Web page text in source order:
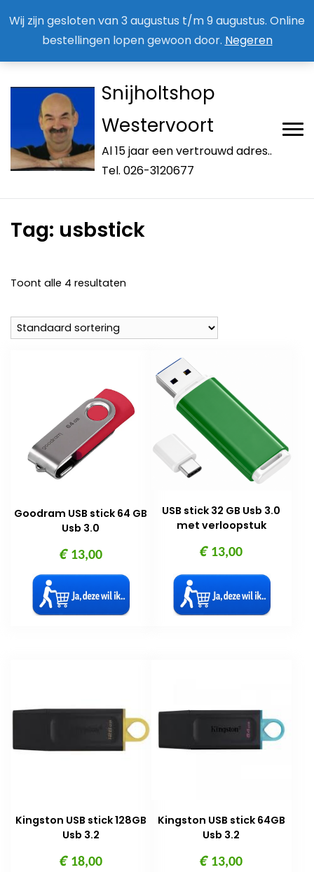
Wij zijn gesloten van 3 augustus t/m 9 augustus. Online
bestellingen lopen gewoon door. Negeren
Snijholtshop
Westervoort
Al 15 jaar een vertrouwd adres..
Tel. 026-3120677
Tag: usbstick
Toont alle 4 resultaten
Goodram USB stick 64 GB
Usb 3.0
€13,00
USB stick 32 GB Usb 3.0
met verloopstuk
€13,00
Kingston USB stick 128GB
Usb 3.2
€18,00
Kingston USB stick 64GB
Usb 3.2
€13,00